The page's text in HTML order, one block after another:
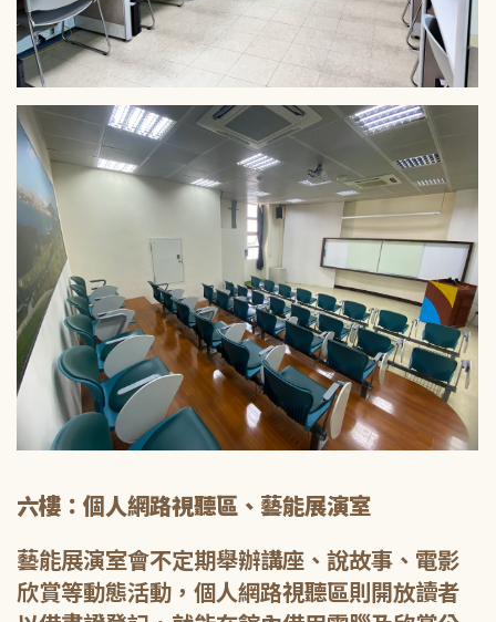
六樓：個人網路視聽區、藝能展演室
藝能展演室會不定期舉辦講座、說故事、電影
欣賞等動態活動，個人網路視聽區則開放讀者